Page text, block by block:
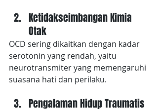
Ketidakseimbangan Kimia
Otak
OCD sering dikaitkan dengan kadar
serotonin yang rendah, yaitu
neurotransmiter yang memengaruhi
suasana hati dan perilaku.
Pengalaman Hidup Traumatis